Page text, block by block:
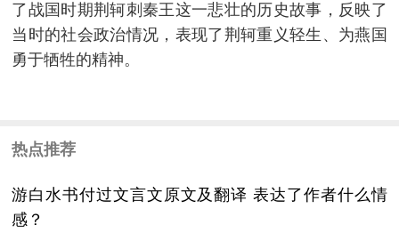
了战国时期荆轲刺秦王这一悲壮的历史故事，反映了
当时的社会政治情况，表现了荆轲重义轻生、为燕国
勇于牺牲的精神。
热点推荐
游白水书付过文言文原文及翻译 表达了作者什么情
感？